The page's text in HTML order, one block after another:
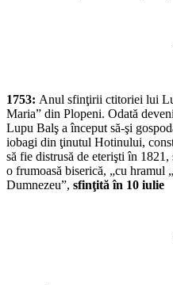
1753: Anul sfinţirii ctitoriei lui
Maria” din Plopeni. Odată
Lupu Balş a început să-şi
iobagi din ţinutul Hotinului,
să fie distrusă de eterişti în
o frumoasă biserică, „cu hramul
Dumnezeu”, sfinţită în 10 iulie